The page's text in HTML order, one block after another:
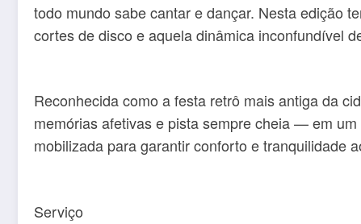
todo mundo sabe cantar e dançar. Nesta edição
cortes de disco e aquela dinâmica inconfundível
Reconhecida como a festa retrô mais antiga da
memórias afetivas e pista sempre cheia — em
mobilizada para garantir conforto e tranquilidade
Serviço